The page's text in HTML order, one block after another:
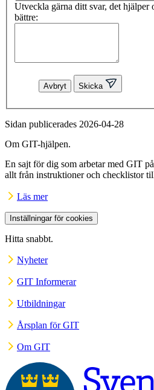
Utveckla gärna ditt svar, det hjälper
bättre:
Avbryt Skicka
Sidan publicerades 2026-04-28
Om GIT-hjälpen.
En sajt för dig som arbetar med GIT
allt från instruktioner och checklistor
Läs mer
Inställningar för cookies
Hitta snabbt.
Nyheter
GIT Informerar
Utbildningar
Årsplan för GIT
Om GIT